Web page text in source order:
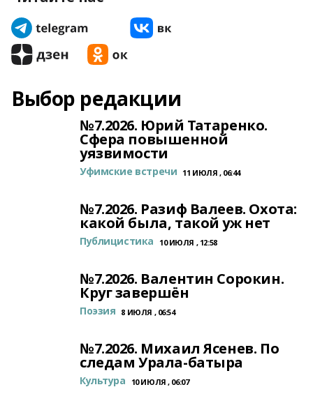
Выбор редакции
№7.2026. Юрий Татаренко.
Сфера повышенной
уязвимости
Уфимские встречи 11 ИЮЛЯ , 06:44
№7.2026. Разиф Валеев. Охота:
какой была, такой уж нет
Публицистика 10 ИЮЛЯ , 12:58
№7.2026. Валентин Сорокин.
Круг завершён
Поэзия 8 ИЮЛЯ , 06:54
№7.2026. Михаил Ясенев. По
следам Урала-батыра
Культура 10 ИЮЛЯ , 06:07